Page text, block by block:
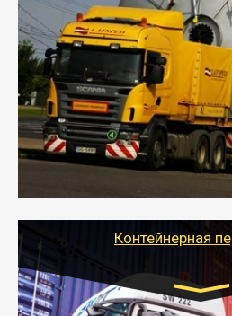
Цена за км.
- Перевозка техники и
осуществляется после
перевозку (обычно 7-14 дней).
- Тайгер Логистик в короткие
качественно и безопасно
грузы по всей России тралом,
другим транспортом и
Контейнерная